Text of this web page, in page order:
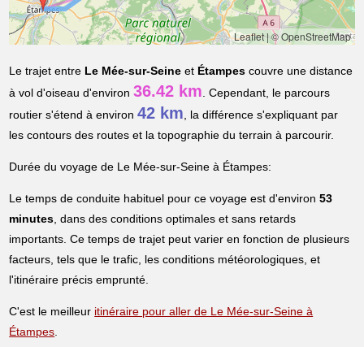
Leaflet|© OpenStreetMap
Le trajet entre Le Mée-sur-Seine et Étampes couvre une distance
à vol d'oiseau d'environ36.42 km. Cependant, le parcours
routier s'étend à environ42 km, la différence s'expliquant par
les contours des routes et la topographie du terrain à parcourir.
Durée du voyage de Le Mée-sur-Seine à Étampes:
Le temps de conduite habituel pour ce voyage est d'environ53
minutes, dans des conditions optimales et sans retards
importants. Ce temps de trajet peut varier en fonction de plusieurs
facteurs, tels que le trafic, les conditions météorologiques, et
l'itinéraire précis emprunté.
C'est le meilleur itinéraire pour aller de Le Mée-sur-Seine à
Étampes.